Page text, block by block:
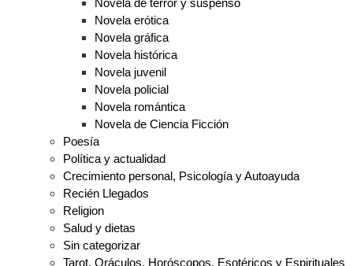
Novela erótica
Novela gráfica
Novela histórica
Novela juvenil
Novela policial
Novela romántica
Novela de Ciencia Ficción
Poesía
Política y actualidad
Crecimiento personal, Psicología y Autoayuda
Recién Llegados
Religion
Salud y dietas
Sin categorizar
Tarot, Oráculos, Horóscopos, Esotéricos y Espirituales